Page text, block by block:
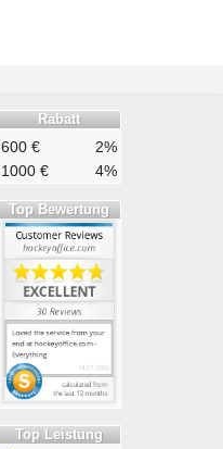
Rabatt
600 €
2%
1000 €
4%
Top Bewertung
Top Leistung